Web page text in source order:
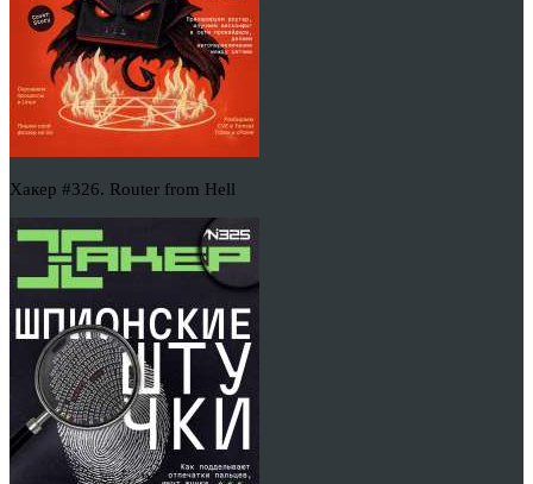
Хакер #326. Router from Hell